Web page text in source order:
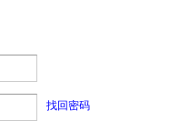
找回密码